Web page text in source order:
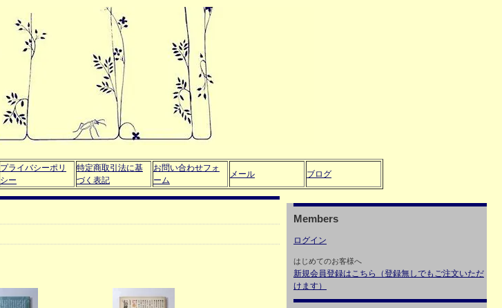
プライバシーポリ
シー
特定商取引法に基
づく表記
お問い合わせフォ
ーム
メール ブログ
Members
ログイン
はじめてのお客様へ
新規会員登録はこちら（登録無しでもご注文いただ
けます）